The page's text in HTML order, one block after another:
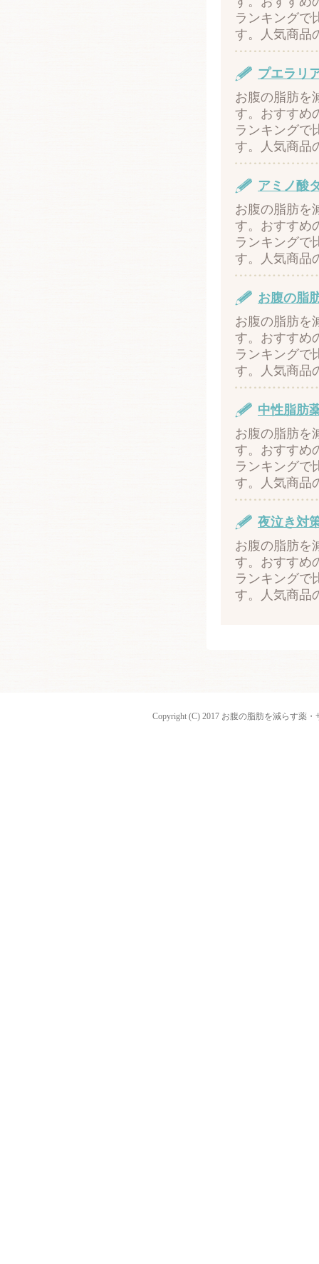
ランキングで
す。人気商品
プエラリ
お腹の脂肪を
す。おすすめ
ランキングで
す。人気商品
アミノ酸
お腹の脂肪を
す。おすすめ
ランキングで
す。人気商品
お腹の脂
お腹の脂肪を
す。おすすめ
ランキングで
す。人気商品
中性脂肪
お腹の脂肪を
す。おすすめ
ランキングで
す。人気商品
夜泣き対
お腹の脂肪を
す。おすすめ
ランキングで
す。人気商品
Copyright (C) 2017 お腹の脂肪を減らす薬